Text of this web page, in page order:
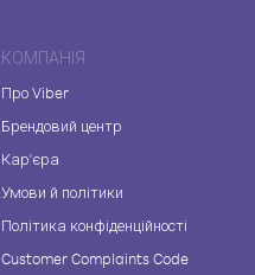
КОМПАНІЯ
Про Viber
Брендовий центр
Кар'єра
Умови й політики
Політика конфіденційності
Customer Complaints Code